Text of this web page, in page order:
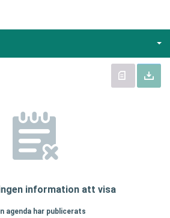
information att visa
agenda har publicerats